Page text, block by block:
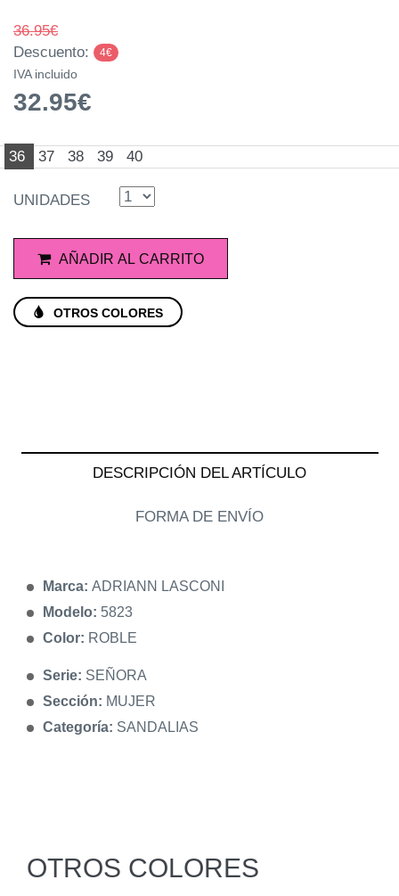
36.95€
Descuento:
4€
IVA incluido
32.95€
36 37 38 39 40
UNIDADES
AÑADIR AL CARRITO
OTROS COLORES
DESCRIPCIÓN DEL ARTÍCULO
FORMA DE ENVÍO
Marca: ADRIANN LASCONI
Modelo: 5823
Color: ROBLE
Serie: SEÑORA
Sección: MUJER
Categoría: SANDALIAS
OTROS COLORES